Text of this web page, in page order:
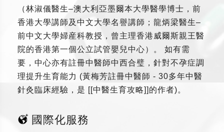
（林淑儀醫生–澳大利亞墨爾本大學醫學博士，前
香港大學講師及中文大學名譽講師；龍炳梁醫生–
前中文大學婦産科教授，曾主理香港威爾斯親王醫
院的香港第一個公立試管嬰兒中心）。 如有需
要，中心亦有註冊中醫師中西合璧，針對不孕症調
理提升生育能力 (黃梅芳註冊中醫師 - 30多年中醫
針灸臨床經驗，是 [[中醫生育攻略]]的作者)。
國際化服務